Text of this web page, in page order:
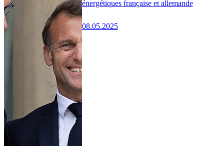
énergétiques française et allemande
08.05.2025